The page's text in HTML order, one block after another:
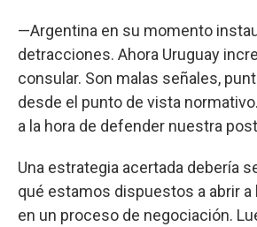
—Argentina en su momento
detracciones. Ahora Uruguay
consular. Son malas señales,
desde el punto de vista
a la hora de defender nuestra
Una estrategia acertada debería
qué estamos dispuestos a abrir
en un proceso de negociación.